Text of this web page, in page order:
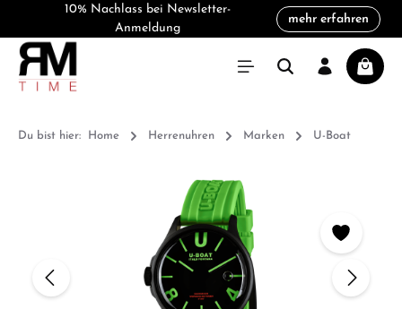
10% Nachlass bei Newsletter-
Anmeldung
mehr erfahren
Du bist hier: Home Herrenuhren Marken U-Boat